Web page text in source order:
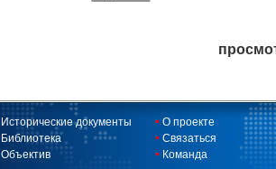
Исторические документы
Библиотека
Объектив
О проекте
Связаться
Команда